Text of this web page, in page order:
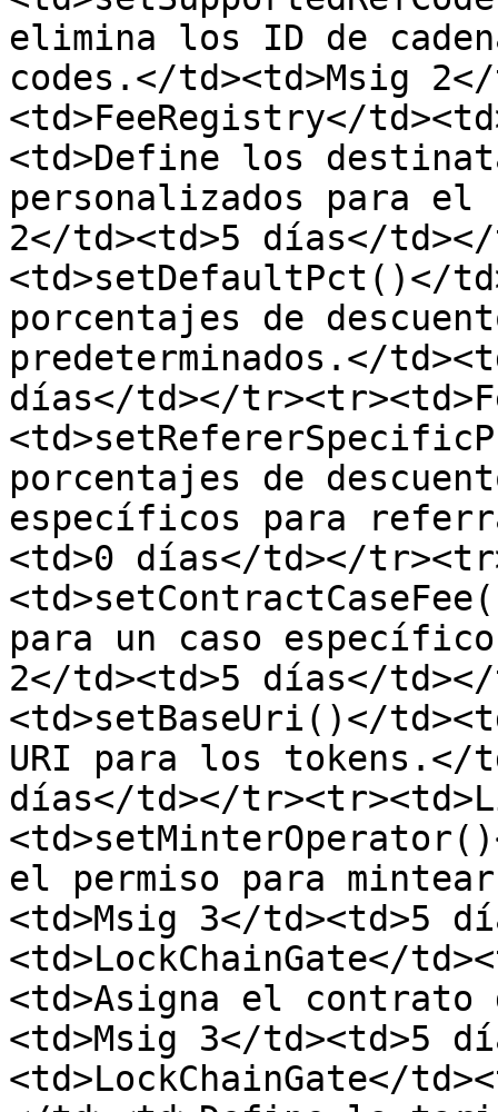
elimina los ID de
codes.</td><td>Msig
<td>FeeRegistry</
<td>Define los
personalizados para
2</td><td>5 días</
<td>setDefaultPct()</
porcentajes de
predeterminados.</
días</td></
porcentajes de
específicos para
<td>0 días</td></
para un caso
2</td><td>5 días</
<td>setBaseUri()</
URI para los tokens.</
días</td></
el permiso para
<td>Msig 3</td><td>5
<td>LockChainGate</
<td>Asigna el contrato
<td>Msig 3</td><td>5
<td>LockChainGate</